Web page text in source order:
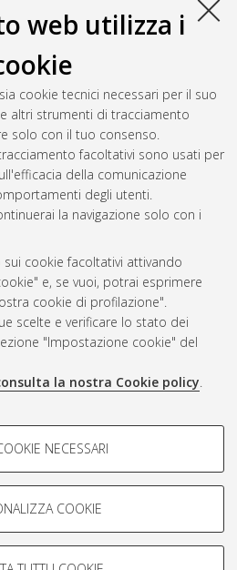
web utilizza i
cookie tecnici necessari per il suo
altri strumenti di tracciamento
solo con il tuo consenso.
facoltativi sono usati per
della comunicazione
degli utenti.
la navigazione solo con i
cookie facoltativi attivando
e, se vuoi, potrai esprimere
cookie di profilazione".
scelte e verificare lo stato dei
"Impostazione cookie" del
la nostra Cookie policy.
-
analizzare le caratteristiche della
profili in base al loro comportamento
NECESSARI
COOKIE
documento: